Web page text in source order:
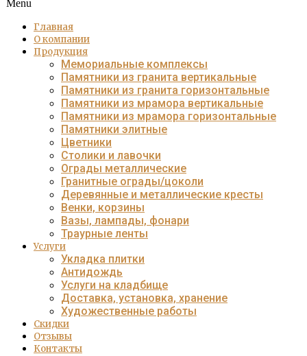
Menu
Главная
О компании
Продукция
Мемориальные комплексы
Памятники из гранита вертикальные
Памятники из гранита горизонтальные
Памятники из мрамора вертикальные
Памятники из мрамора горизонтальные
Памятники элитные
Цветники
Столики и лавочки
Ограды металлические
Гранитные ограды/цоколи
Деревянные и металлические кресты
Венки, корзины
Вазы, лампады, фонари
Траурные ленты
Услуги
Укладка плитки
Антидождь
Услуги на кладбище
Доставка, установка, хранение
Художественные работы
Скидки
Отзывы
Контакты